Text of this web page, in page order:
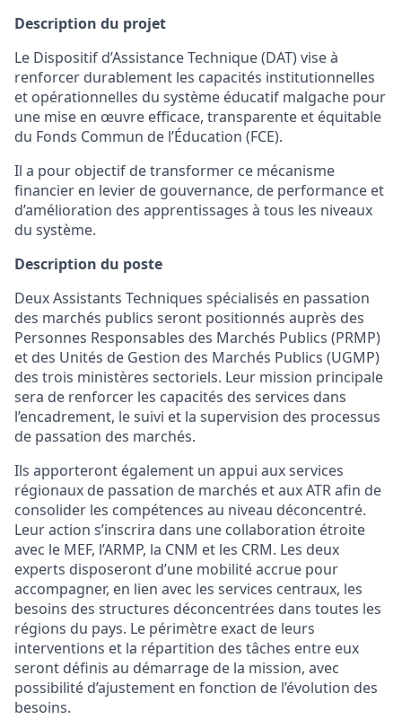
Description du projet
Le Dispositif d’Assistance Technique (DAT) vise à
renforcer durablement les capacités institutionnelles
et opérationnelles du système éducatif malgache pour
une mise en œuvre efficace, transparente et équitable
du Fonds Commun de l’Éducation (FCE).
Il a pour objectif de transformer ce mécanisme
financier en levier de gouvernance, de performance et
d’amélioration des apprentissages à tous les niveaux
du système.
Description du poste
Deux Assistants Techniques spécialisés en passation
des marchés publics seront positionnés auprès des
Personnes Responsables des Marchés Publics (PRMP)
et des Unités de Gestion des Marchés Publics (UGMP)
des trois ministères sectoriels. Leur mission principale
sera de renforcer les capacités des services dans
l’encadrement, le suivi et la supervision des processus
de passation des marchés.
Ils apporteront également un appui aux services
régionaux de passation de marchés et aux ATR afin de
consolider les compétences au niveau déconcentré.
Leur action s’inscrira dans une collaboration étroite
avec le MEF, l’ARMP, la CNM et les CRM. Les deux
experts disposeront d’une mobilité accrue pour
accompagner, en lien avec les services centraux, les
besoins des structures déconcentrées dans toutes les
régions du pays. Le périmètre exact de leurs
interventions et la répartition des tâches entre eux
seront définis au démarrage de la mission, avec
possibilité d’ajustement en fonction de l’évolution des
besoins.